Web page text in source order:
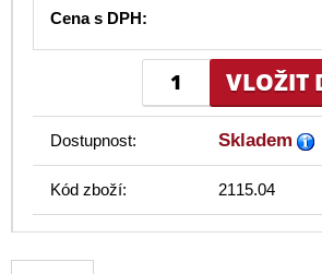
Cena s DPH:
Dostupnost: Skladem
Kód zboží: 2115.04